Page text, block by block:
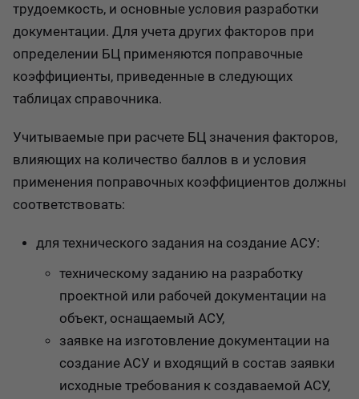
трудоемкость, и основные условия разработки
документации. Для учета других факторов при
определении БЦ применяются поправочные
коэффициенты, приведенные в следующих
таблицах справочника.
Учитываемые при расчете БЦ значения факторов,
влияющих на количество баллов в и условия
применения поправочных коэффициентов должны
соответствовать:
для технического задания на создание АСУ:
техническому заданию на разработку
проектной или рабочей документации на
объект, оснащаемый АСУ,
заявке на изготовление документации на
создание АСУ и входящий в состав заявки
исходные требования к создаваемой АСУ,